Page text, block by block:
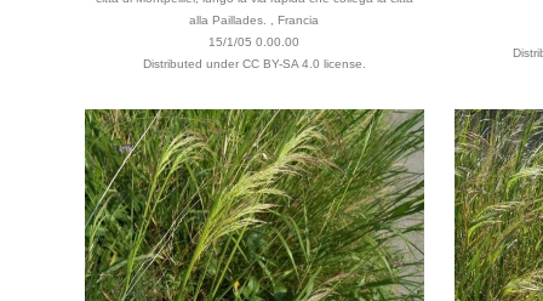
alla Paillades. , Francia
15/1/05 0.00.00
Distributed under CC BY-SA 4.0 license.